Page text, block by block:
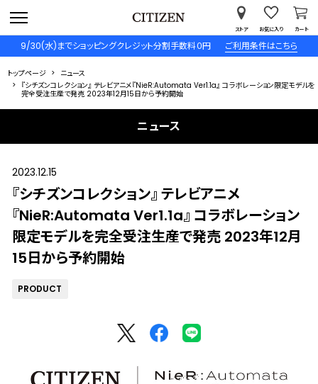
9/30(水)までショッピングクレジット分割手数料０円 ご利用条件はこちら
ストア お気に入り カート
トップページ
ニュース
『シチズンコレクション』 テレビアニメ『NieR:Automata Ver1.1a』 コラボレーション限定モデルを
完全受注生産で発売 2023年12月15日から予約開始
ニュース
2023.12.15
『シチズンコレクション』 テレビアニメ
『NieR:Automata Ver1.1a』 コラボレーション
限定モデルを完全受注生産で発売 2023年12月
15日から予約開始
PRODUCT